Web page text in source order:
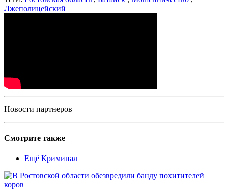
Лжеполицейский
Новости партнеров
Смотрите также
Ещё Криминал